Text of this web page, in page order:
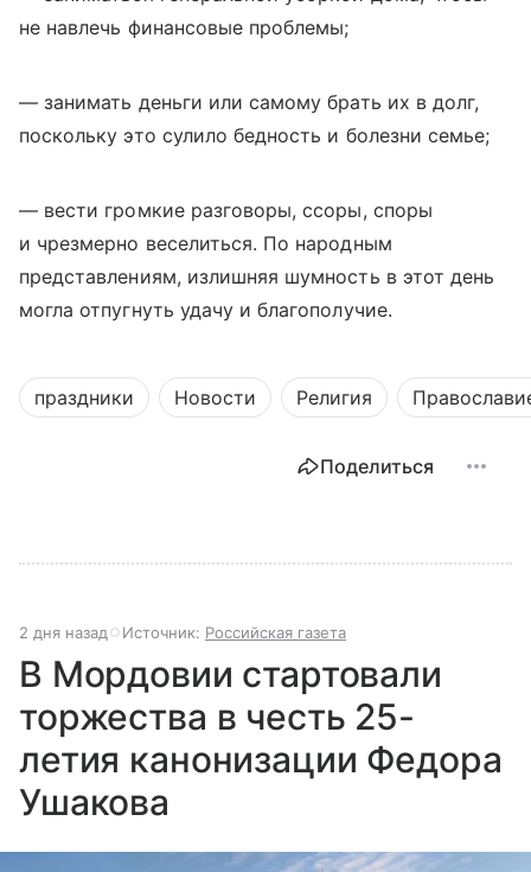
не навлечь финансовые проблемы;
— занимать деньги или самому брать их в долг,
поскольку это сулило бедность и болезни семье;
— вести громкие разговоры, ссоры, споры
и чрезмерно веселиться. По народным
представлениям, излишняя шумность в этот день
могла отпугнуть удачу и благополучие.
праздники Новости Религия
Поделиться
2 дня назад Источник: Российская газета
В Мордовии стартовали
торжества в честь 25-
летия канонизации Федора
Ушакова